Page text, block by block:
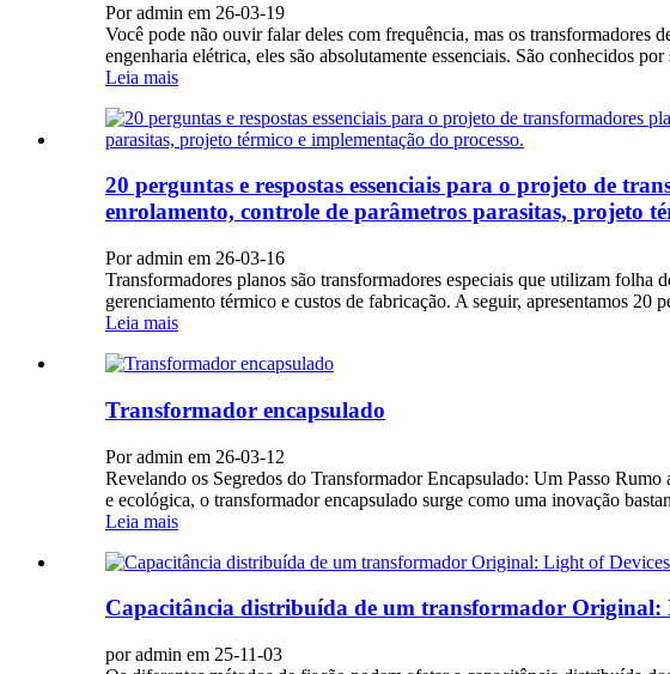
Por admin em 26-03-19
Você pode não ouvir falar deles com frequência, mas os transformadores
engenharia elétrica, eles são absolutamente essenciais. São conhecidos
Leia mais
20 perguntas e respostas essenciais para o projeto de
enrolamento, controle de parâmetros parasitas, projeto
Por admin em 26-03-16
Transformadores planos são transformadores especiais que utilizam folha
gerenciamento térmico e custos de fabricação. A seguir, apresentamos 20
Leia mais
Transformador encapsulado
Por admin em 26-03-12
Revelando os Segredos do Transformador Encapsulado: Um Passo
e ecológica, o transformador encapsulado surge como uma inovação
Leia mais
Capacitância distribuída de um transformador Original:
por admin em 25-11-03